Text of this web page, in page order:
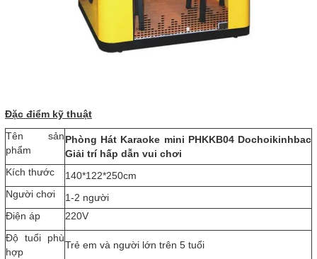
Đặc điểm kỹ thuật
Tên sản
phẩm
Phòng Hát Karaoke mini PHKKB04 Dochoikinhbac
Giải trí hấp dẫn vui chơi
Kích thước
140*122*250cm
Người chơi
1-2 người
Điện áp
220V
Độ tuổi phù
hợp
Trẻ em và người lớn trên 5 tuổi